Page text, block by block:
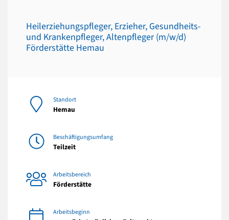
Heilerziehungspfleger, Erzieher, Gesundheits-
und Krankenpfleger, Altenpfleger (m/w/d)
Förderstätte Hemau
Standort
Hemau
Beschäftigungsumfang
Teilzeit
Arbeitsbereich
Förderstätte
Arbeitsbeginn